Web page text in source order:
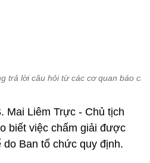
trả lời câu hỏi từ các cơ quan báo
Mai Liêm Trực - Chủ tịch
biết việc chấm giải được
Ban tổ chức quy định.